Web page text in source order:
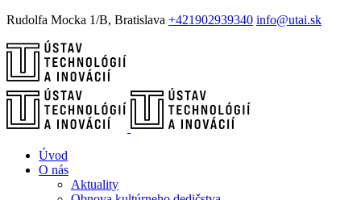
Rudolfa Mocka 1/B, Bratislava +421902939340 info@utai.sk
Úvod
O nás
Aktuality